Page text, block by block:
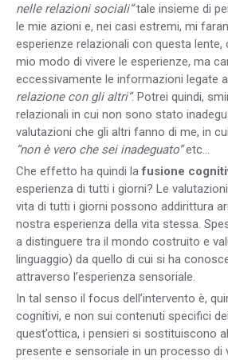
nelle relazioni sociali”tale insieme di
le mie azioni e, nei casi estremi, mi
esperienze relazionali con questa lente,
mio modo di vivere le esperienze, ma
eccessivamente le informazioni legate
relazione con gli altri”. Potrei quindi,
relazionali in cui non sono stato
valutazioni che gli altri fanno di me, in
“non è vero che sei inadeguato”etc…
Che effetto ha quindi lafusione
esperienza di tutti i giorni? Le
vita di tutti i giorni possono addirittura
nostra esperienza della vita stessa.
a distinguere tra il mondo costruito e
linguaggio) da quello di cui si ha
attraverso l’esperienza sensoriale.
In tal senso il focus dell’intervento è,
cognitivi, e non sui contenuti specifici
quest’ottica, i pensieri si sostituiscono
presente e sensoriale in un processo di